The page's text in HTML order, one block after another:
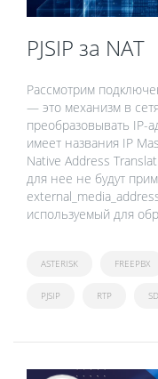
PJSIP за NAT
Рассмотрим
— это механизм в
преобразовывать IP-
имеет названия IP
Native Address
для нее не будут
используемый для
ASTERISK FREEPBX
PJSIP RTP